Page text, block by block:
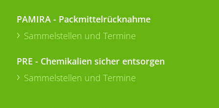
PAMIRA - Packmittelrücknahme
Sammelstellen und Termine
PRE - Chemikalien sicher entsorgen
Sammelstellen und Termine